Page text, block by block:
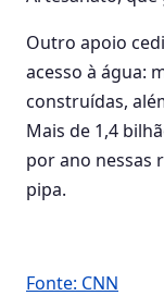
Outro apoio
acesso à água:
construídas,
Mais de 1,4
por ano nessas
pipa.
Fonte: CNN